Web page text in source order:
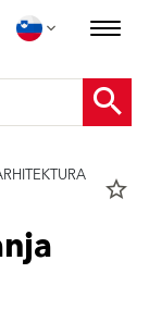
star_border